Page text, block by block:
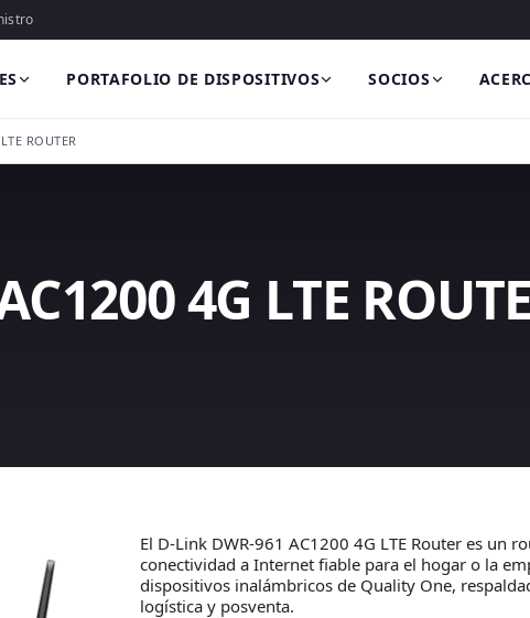
PORTAFOLIO DE DISPOSITIVOS SOCIOS
ROUTER
4G LTE
El D-Link DWR-961 AC1200 4G LTE Router es un
conectividad a Internet fiable para el hogar o la
dispositivos inalámbricos de Quality One,
logística y posventa.